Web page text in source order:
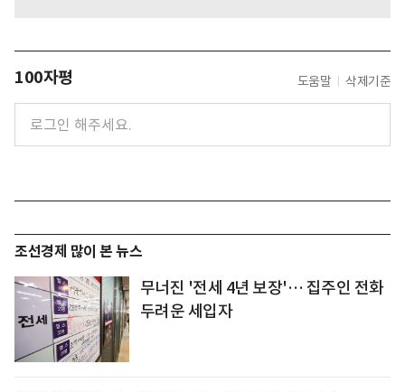
100자평 도움말 삭제기준
조선경제 많이 본 뉴스
무너진 '전세 4년 보장'… 집주인 전화
두려운 세입자